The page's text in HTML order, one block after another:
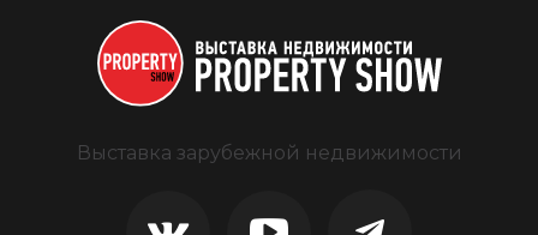
Выставка зарубежной недвижимости